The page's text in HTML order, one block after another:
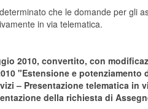
che le domande per gli
in via telematica.
2010, convertito, con
"Estensione e
– Presentazione telematica
della richiesta di